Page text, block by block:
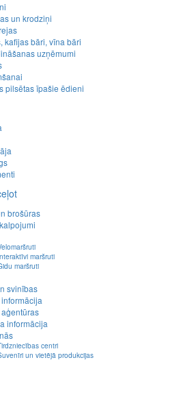
un krodziņi
kafijas bāri, vīna bāri
uzņēmumi
pilsētas īpašie ēdieni
brošūras
maršruti
maršruti
svinības
informācija
centri
un vietējā produkcijas